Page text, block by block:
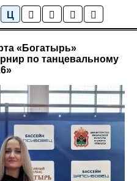
Ц
«Богатырь»
по танцевальному